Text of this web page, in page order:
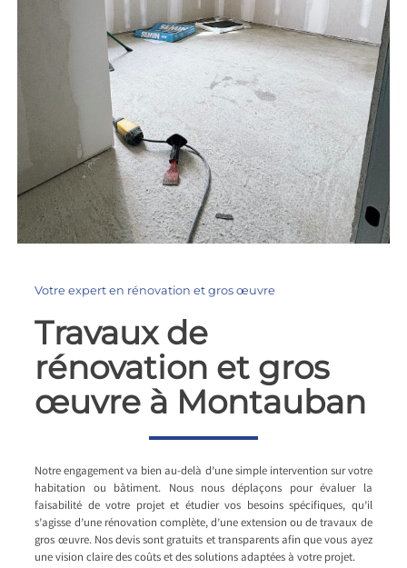
Votre expert en rénovation et gros œuvre
Travaux de
rénovation et gros
œuvre à Montauban
Notre engagement va bien au-delà d’une simple intervention sur votre
habitation ou bâtiment. Nous nous déplaçons pour évaluer la
faisabilité de votre projet et étudier vos besoins spécifiques, qu’il
s’agisse d’une rénovation complète, d’une extension ou de travaux de
gros œuvre. Nos devis sont gratuits et transparents afin que vous ayez
une vision claire des coûts et des solutions adaptées à votre projet.